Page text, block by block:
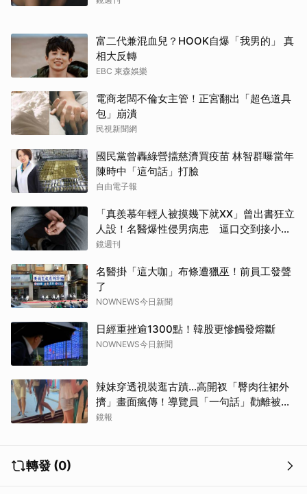
富二代兼混血兒？HOOK自爆「我男的」 真
相大反轉
EBC 東森娛樂
電商老闆不倫女主管！正宮翻出「超色道具
包」崩潰
民視新聞網
國民黨曾轟綠營擋慈濟買疫苗 林智群曝當年
陳時中「這句話」打臉
自由電子報
「真羨慕年輕人被摸幾下就XX」曾出書狂立
人設！名醫爆性侵男病患 逼口交到接小孩
鬧鐘響才停
鏡週刊
名醫掛「這大咖」布條遭獵巫！前員工發聲
了
NOWNEWS今日新聞
日經重挫逾1300點！韓股更慘觸發熔斷
NOWNEWS今日新聞
辣妹穿透視裝逛古蹟…高開衩「臀肉往裙外
擠」畫面瘋傳！導覽員「一句話」勸離被狂
讚
鏡報
轉發 (0)